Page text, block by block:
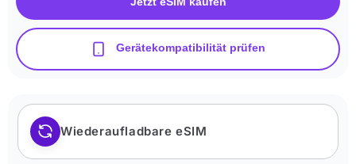
Gerätekompatibilität prüfen
Wiederaufladbare eSIM